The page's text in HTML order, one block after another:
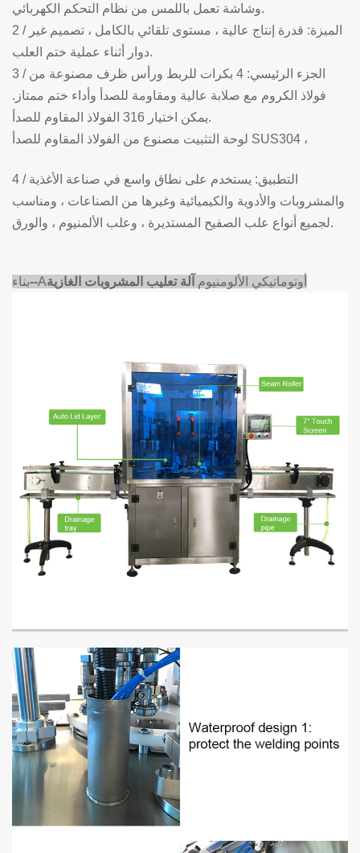
وشاشة تعمل باللمس من نظام التحكم الكهربائي.
2 / الميزة: قدرة إنتاج عالية ، مستوى تلقائي بالكامل ، تصميم غير
دوار أثناء عملية ختم العلب.
3 / الجزء الرئيسي: 4 بكرات للربط ورأس ظرف مصنوعة من
فولاذ الكروم مع صلابة عالية ومقاومة للصدأ وأداء ختم ممتاز.
يمكن اختيار 316 الفولاذ المقاوم للصدأ.
لوحة التثبيت مصنوع من الفولاذ المقاوم للصدأ SUS304 ،
4 / التطبيق: يستخدم على نطاق واسع في صناعة الأغذية
والمشروبات والأدوية والكيميائية وغيرها من الصناعات ، ومناسب
لجميع أنواع علب الصفيح المستديرة ، وعلب الألمنيوم ، والورق.
بناء--A أوتوماتيكي الألومنيوم آلة تعليب المشروبات الغازية